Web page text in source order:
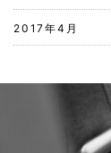
2017年4月